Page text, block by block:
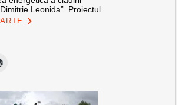
Leonida”. Proiectul